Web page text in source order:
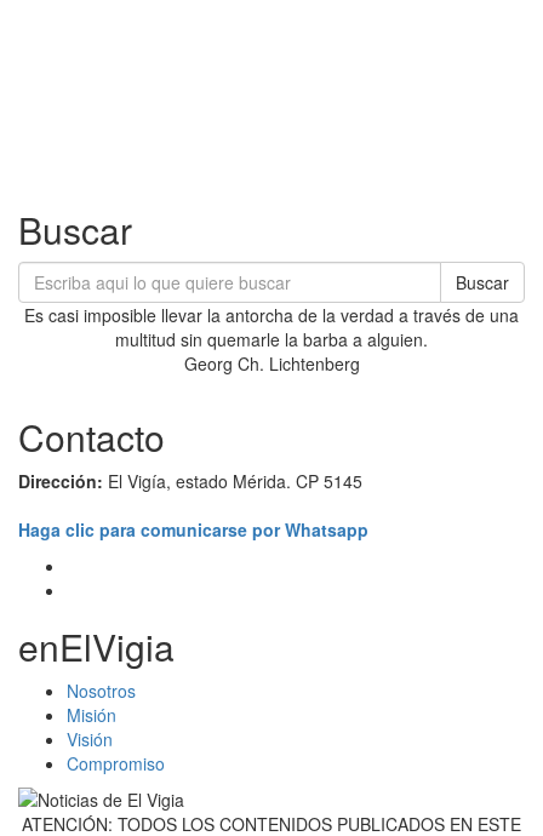
Buscar
Buscar
Es casi imposible llevar la antorcha de la verdad a través de una
multitud sin quemarle la barba a alguien.
Georg Ch. Lichtenberg
Contacto
Dirección: El Vigía, estado Mérida. CP 5145
Haga clic para comunicarse por Whatsapp
enElVigia
Nosotros
Misión
Visión
Compromiso
ATENCIÓN: TODOS LOS CONTENIDOS PUBLICADOS EN ESTE